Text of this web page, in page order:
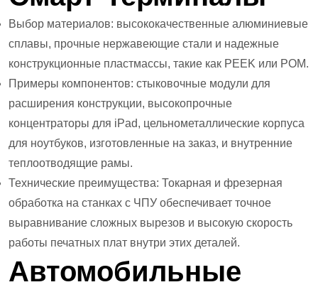
Выбор материалов: высококачественные алюминиевые
сплавы, прочные нержавеющие стали и надежные
конструкционные пластмассы, такие как PEEK или POM.
Примеры компонентов: стыковочные модули для
расширения конструкции, высокопрочные
концентраторы для iPad, цельнометаллические корпуса
для ноутбуков, изготовленные на заказ, и внутренние
теплоотводящие рамы.
Технические преимущества: Токарная и фрезерная
обработка на станках с ЧПУ обеспечивает точное
выравнивание сложных вырезов и высокую скорость
работы печатных плат внутри этих деталей.
Автомобильные